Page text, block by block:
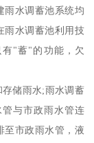
雨水调蓄池系统均
雨水调蓄池利用技
"蓄"的功能，欠
储雨水;雨水调蓄
与市政雨水管连
至市政雨水管，液